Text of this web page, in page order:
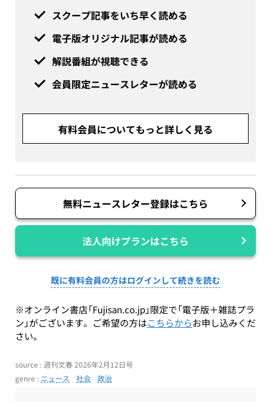
スクープ記事をいち早く読める
電子版オリジナル記事が読める
解説番組が視聴できる
会員限定ニュースレターが読める
有料会員についてもっと詳しく見る
無料ニュースレター登録はこちら
法人向けプランはこちら
既に有料会員の方はログインして続きを読む
※オンライン書店「Fujisan.co.jp」限定で「電子版＋雑誌プラ
ン」がございます。ご希望の方はこちらからお申し込みくだ
さい。
source : 週刊文春 2026年2月12日号
genre : ニュース 社会 政治